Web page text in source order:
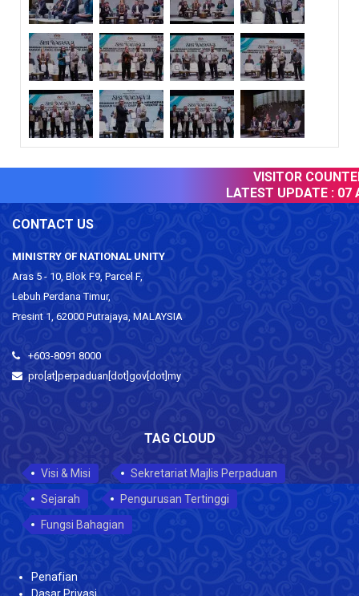
VISITOR
LATEST UPDATE : 07
CONTACT US
MINISTRY OF NATIONAL UNITY
Aras 5 - 10, Blok F9, Parcel F,
Lebuh Perdana Timur,
Presint 1, 62000 Putrajaya, MALAYSIA
+603-8091 8000
pro[at]perpaduan[dot]gov[dot]my
TAG CLOUD
Visi & Misi
Sekretariat Majlis Perpaduan
Sejarah
Pengurusan Tertinggi
Fungsi Bahagian
Penafian
Dasar Privasi